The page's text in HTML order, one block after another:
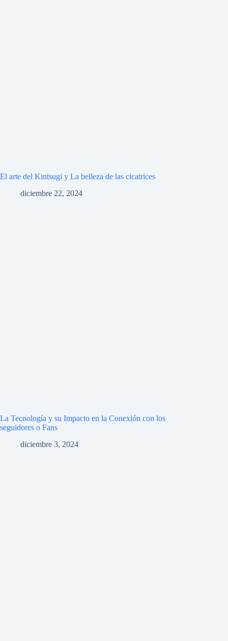
El arte del Kintsugi y La belleza de las cicatrices
diciembre 22, 2024
La Tecnología y su Impacto en la Conexión con los
seguidores o Fans
diciembre 3, 2024